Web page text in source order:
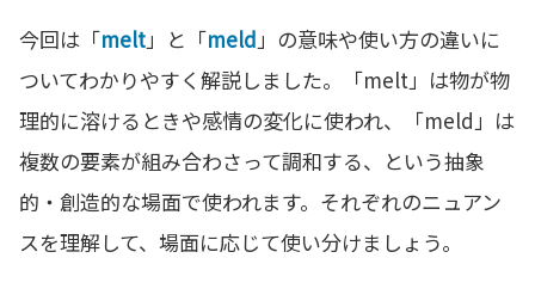
今回は「melt」と「meld」の意味や使い方の違いに
ついてわかりやすく解説しました。「melt」は物が物
理的に溶けるときや感情の変化に使われ、「meld」は
複数の要素が組み合わさって調和する、という抽象
的・創造的な場面で使われます。それぞれのニュアン
スを理解して、場面に応じて使い分けましょう。